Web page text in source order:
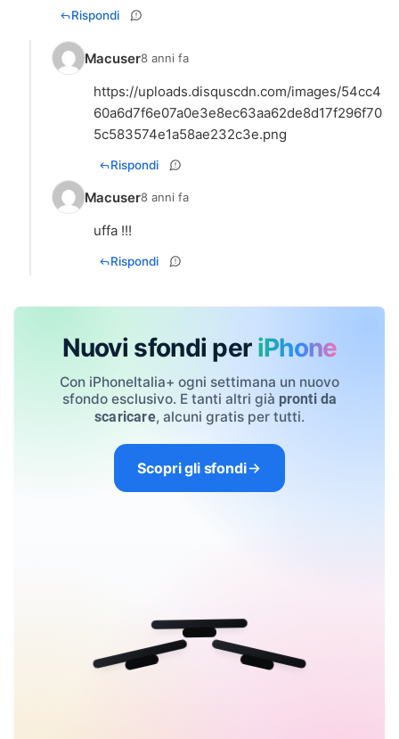
Rispondi
Macuser8 anni fa
https://uploads.disquscdn.com/images/54cc4
60a6d7f6e07a0e3e8ec63aa62de8d17f296f70
5c583574e1a58ae232c3e.png
Rispondi
Macuser8 anni fa
uffa !!!
Rispondi
Nuovi sfondi per iPhone
Con iPhoneItalia+ ogni settimana un nuovo
sfondo esclusivo. E tanti altri già pronti da
scaricare, alcuni gratis per tutti.
Scopri gli sfondi